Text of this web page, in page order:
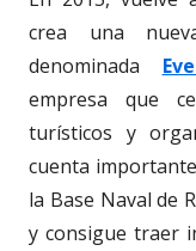
crea una
denominada
empresa que
turísticos y
cuenta
la Base Naval de
y consigue traer